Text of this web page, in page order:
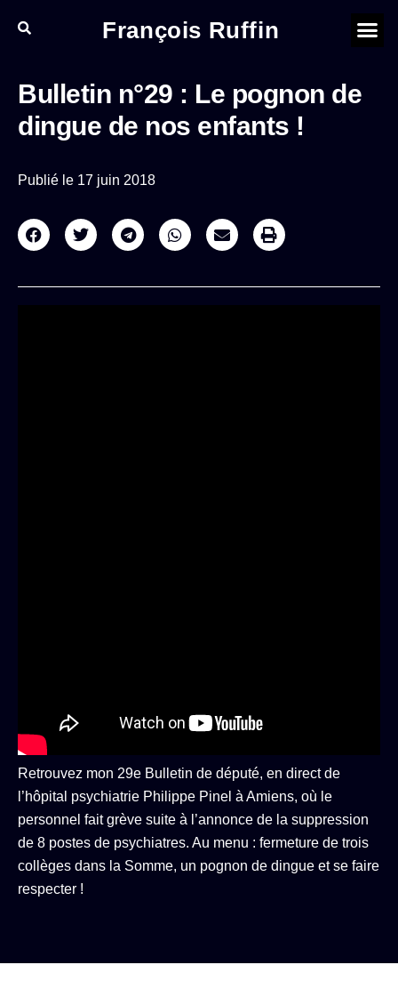
François Ruffin
Bulletin n°29 : Le pognon de
dingue de nos enfants !
Publié le 17 juin 2018
Retrouvez mon 29e Bulletin de député, en direct de
l’hôpital psychiatrie Philippe Pinel à Amiens, où le
personnel fait grève suite à l’annonce de la suppression
de 8 postes de psychiatres. Au menu : fermeture de trois
collèges dans la Somme, un pognon de dingue et se faire
respecter !